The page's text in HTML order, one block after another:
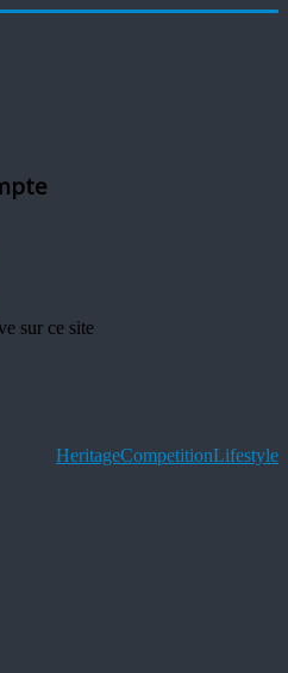
sur ce site
HeritageCompetitionLifestyle